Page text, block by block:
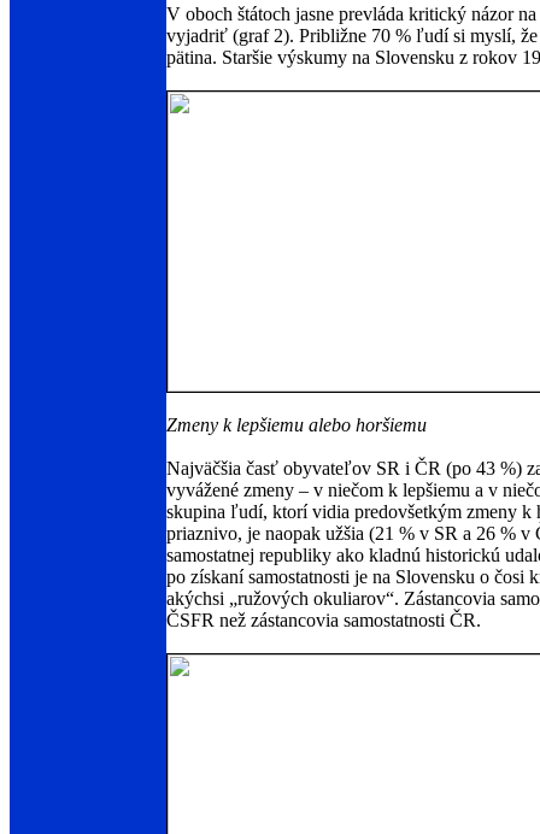
V oboch štátoch jasne prevláda kritický názor
vyjadriť (graf 2). Približne 70 % ľudí si myslí, že
pätina. Staršie výskumy na Slovensku z rokov
Zmeny k lepšiemu alebo horšiemu
Najväčšia časť obyvateľov SR i ČR (po 43 %)
vyvážené zmeny – v niečom k lepšiemu a v
skupina ľudí, ktorí vidia predovšetkým zmeny k
priaznivo, je naopak užšia (21 % v SR a 26 %
samostatnej republiky ako kladnú historickú
po získaní samostatnosti je na Slovensku o čosi
akýchsi „ružových okuliarov“. Zástancovia
ČSFR než zástancovia samostatnosti ČR.